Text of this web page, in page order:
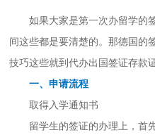
如果大家是第一次办留学的
间这些都是要清楚的。那德国的
技巧这些就到代办出国签证存款
一、申请流程
取得入学通知书
留学生的签证的办理上，首